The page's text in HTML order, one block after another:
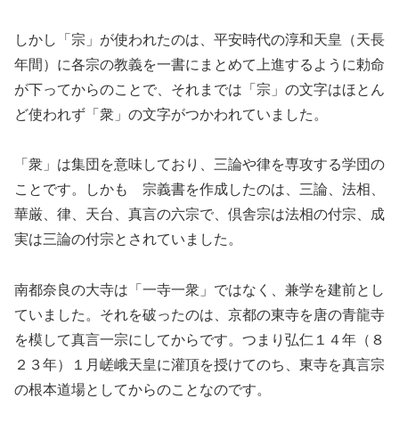
しかし「宗」が使われたのは、平安時代の淳和天皇（天長
年間）に各宗の教義を一書にまとめて上進するように勅命
が下ってからのことで、それまでは「宗」の文字はほとん
ど使われず「衆」の文字がつかわれていました。
「衆」は集団を意味しており、三論や律を専攻する学団の
ことです。しかも 宗義書を作成したのは、三論、法相、
華厳、律、天台、真言の六宗で、倶舎宗は法相の付宗、成
実は三論の付宗とされていました。
南都奈良の大寺は「一寺一衆」ではなく、兼学を建前とし
ていました。それを破ったのは、京都の東寺を唐の青龍寺
を模して真言一宗にしてからです。つまり弘仁１４年（８
２３年）１月嵯峨天皇に灌頂を授けてのち、東寺を真言宗
の根本道場としてからのことなのです。